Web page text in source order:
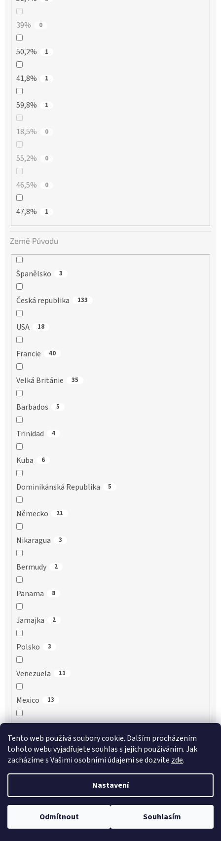
Tento web používá soubory cookie. Dalším procházením
tohoto webu vyjadřujete souhlas s jejich používáním. Jak
zacházíme s Vašimi osobními údajemi se dozvíte zde.
Nastavení
Odmítnout Souhlasím
39% 0
50,2% 1
41,8% 1
59,8% 1
18,5% 0
55,2% 0
46,5% 0
47,8% 1
Země Původu
Španělsko 3
Česká republika 133
USA 18
Francie 40
Velká Británie 35
Barbados 5
Trinidad 4
Kuba 6
Dominikánská Republika 5
Německo 21
Nikaragua 3
Bermudy 2
Panama 8
Jamajka 2
Polsko 3
Venezuela 11
Mexico 13
Filipíny 3
Mauritius 1